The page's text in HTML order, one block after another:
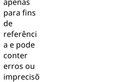
apenas
para fins
de
referênci
a e pode
conter
erros ou
imprecisõ